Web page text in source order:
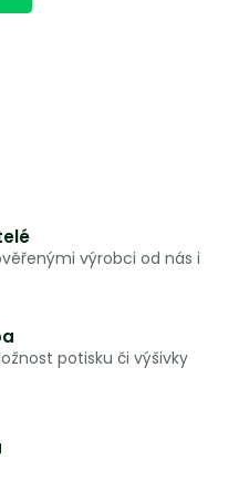
výrobci od nás i
potisku či výšivky